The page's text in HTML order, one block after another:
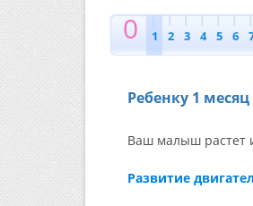
0 1 2 3 4 5 6
Ребенку 1 месяц
Ваш малыш растет
Развитие